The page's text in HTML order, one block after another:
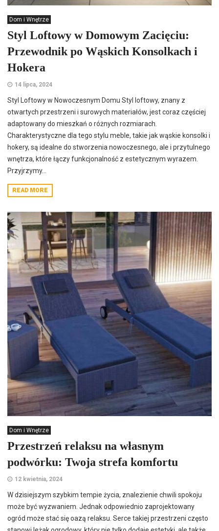
Dom i Wnętrze
Styl Loftowy w Domowym Zacięciu:
Przewodnik po Wąskich Konsolkach i
Hokera
14 lipca, 2024
Styl Loftowy w Nowoczesnym Domu Styl loftowy, znany z
otwartych przestrzeni i surowych materiałów, jest coraz częściej
adaptowany do mieszkań o różnych rozmiarach.
Charakterystyczne dla tego stylu meble, takie jak wąskie konsolki i
hokery, są idealne do stworzenia nowoczesnego, ale i przytulnego
wnętrza, które łączy funkcjonalność z estetycznym wyrazem.
Przyjrzymy...
READ MORE
Dom i Wnętrze
Przestrzeń relaksu na własnym
podwórku: Twoja strefa komfortu
12 kwietnia, 2024
W dzisiejszym szybkim tempie życia, znalezienie chwili spokoju
może być wyzwaniem. Jednak odpowiednio zaprojektowany
ogród może stać się oazą relaksu. Serce takiej przestrzeni często